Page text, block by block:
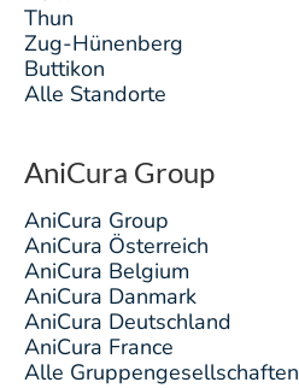
Thun
Zug-Hünenberg
Buttikon
Alle Standorte
AniCura Group
AniCura Group
AniCura Österreich
AniCura Belgium
AniCura Danmark
AniCura Deutschland
AniCura France
Alle Gruppengesellschaften